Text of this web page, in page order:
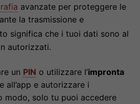
avanzate per proteggere le
la trasmissione e
significa che i tuoi dati sono al
autorizzati.
un PIN o utilizzare l’impronta
all’app e autorizzare i
modo, solo tu puoi accedere